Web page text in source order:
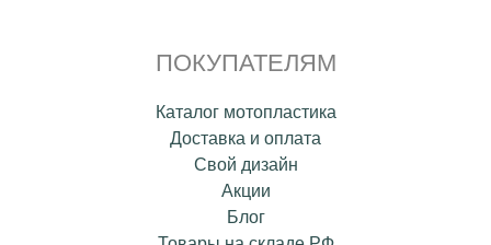
ПОКУПАТЕЛЯМ
Каталог мотопластика
Доставка и оплата
Свой дизайн
Акции
Блог